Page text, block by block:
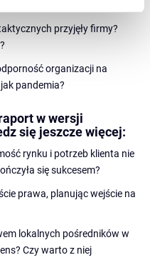
przyjęły firmy?
organizacji na
pandemia?
w wersji
się jeszcze więcej:
rynku i potrzeb klienta nie
się sukcesem?
prawa, planując wejście na
lokalnych pośredników w
Czy warto z niej